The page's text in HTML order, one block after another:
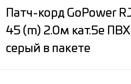
Патч-корд GoPower
45 (m) 2.0м кат.5е ПВХ
серый в пакете